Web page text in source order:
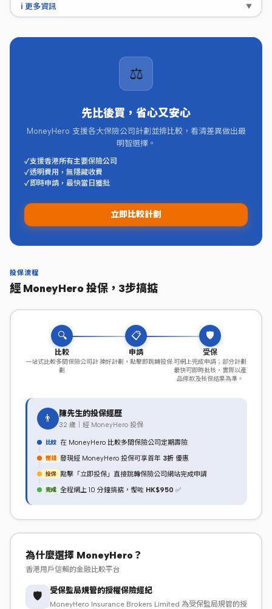
ℹ️ 更多資訊 ▼
⚖️
先比後買，省心又安心
MoneyHero 支援各大保險公司計劃並排比較，看清差異做出最
明智選擇。
✓支援香港所有主要保險公司
✓透明費用，無隱藏收費
✓即時申請，最快當日獲批
立即比較計劃
投保流程
經 MoneyHero 投保，3步搞掂
🔍
比較
一站式比較多間保險公司計
劃
📋
申請
揀好計劃，點擊即跳轉投保
🛡️
受保
可網上完成申請；部分計劃
最快可即時批核，實際以產
品條款及核保結果為準。
👨 陳先生的投保經歷
32 歲｜經 MoneyHero 投保
比較 在 MoneyHero 比較多間保險公司定期壽險
慳錢 發現經 MoneyHero 投保可享首年 3折優惠
投保 點擊「立即投保」直接跳轉保險公司網站完成申請
完成 全程網上 10 分鐘搞掂，慳咗 HK$950 ✅
為什麼選擇 MoneyHero？
香港用戶信賴的金融比較平台
🛡️ 受保監局規管的授權保險經紀
MoneyHero Insurance Brokers Limited 為受保監局規管的授